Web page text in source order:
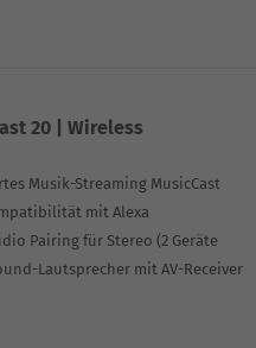
20 | Wireless
Musik-Streaming MusicCast
mit Alexa
Pairing für Stereo (2 Geräte
Lautsprecher mit AV-Receiver